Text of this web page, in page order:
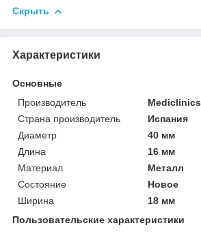
Скрыть
Характеристики
Основные
Производитель
Mediclinics
Страна производитель
Испания
Диаметр
40 мм
Длина
16 мм
Материал
Металл
Состояние
Новое
Ширина
18 мм
Пользовательские характеристики